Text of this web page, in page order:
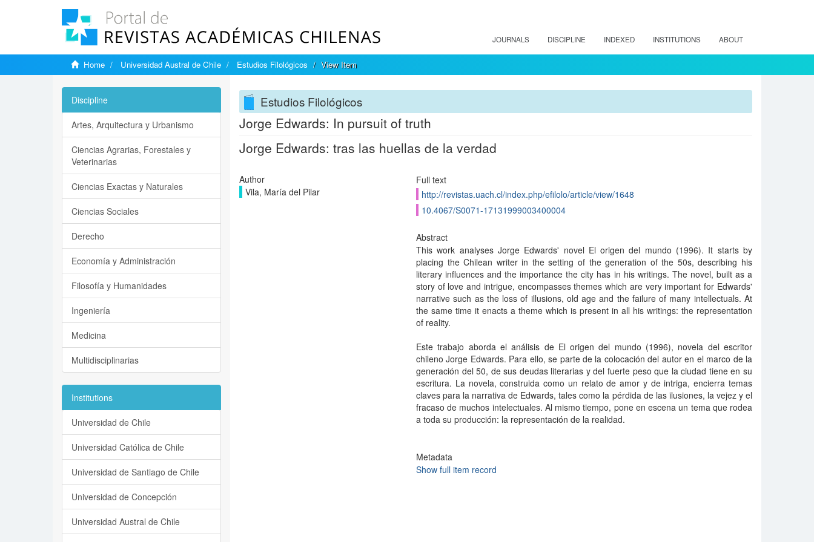
JOURNALS DISCIPLINE INDEXED INSTITUTIONS ABOUT
Home Universidad Austral de Chile Estudios Filológicos View Item
Estudios Filológicos
Jorge Edwards: In pursuit of truth
Jorge Edwards: tras las huellas de la verdad
Author
Vila, María del Pilar
Full text
http://revistas.uach.cl/index.php/efilolo/article/view/1648
10.4067/S0071-17131999003400004
Abstract
This work analyses Jorge Edwards' novel El origen del mundo (1996). It starts by
placing the Chilean writer in the setting of the generation of the 50s, describing his
literary influences and the importance the city has in his writings. The novel, built as a
story of love and intrigue, encompasses themes which are very important for Edwards'
narrative such as the loss of illusions, old age and the failure of many intellectuals. At
the same time it enacts a theme which is present in all his writings: the representation
of reality.
Este trabajo aborda el análisis de El origen del mundo (1996), novela del escritor
chileno Jorge Edwards. Para ello, se parte de la colocación del autor en el marco de la
generación del 50, de sus deudas literarias y del fuerte peso que la ciudad tiene en su
escritura. La novela, construida como un relato de amor y de intriga, encierra temas
claves para la narrativa de Edwards, tales como la pérdida de las ilusiones, la vejez y el
fracaso de muchos intelectuales. Al mismo tiempo, pone en escena un tema que rodea
a toda su producción: la representación de la realidad.
Metadata
Show full item record
Discipline
Artes, Arquitectura y Urbanismo
Ciencias Agrarias, Forestales y
Veterinarias
Ciencias Exactas y Naturales
Ciencias Sociales
Derecho
Economía y Administración
Filosofía y Humanidades
Ingeniería
Medicina
Multidisciplinarias
Institutions
Universidad de Chile
Universidad Católica de Chile
Universidad de Santiago de Chile
Universidad de Concepción
Universidad Austral de Chile